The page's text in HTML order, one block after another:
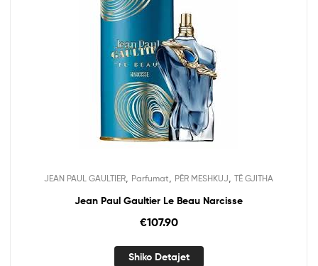
JEAN PAUL GAULTIER Parfumat PËR MESHKUJ TË GJITHA
Jean Paul Gaultier Le Beau Narcisse
€107.90
Shiko Detajet